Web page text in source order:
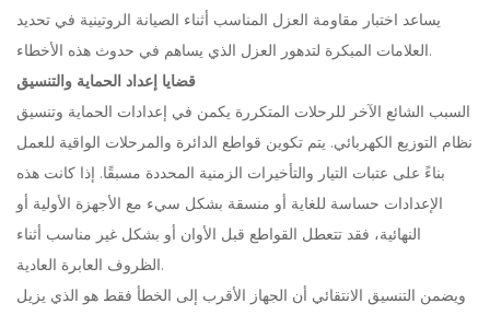
يساعد اختبار مقاومة العزل المناسب أثناء الصيانة الروتينية في تحديد
العلامات المبكرة لتدهور العزل الذي يساهم في حدوث هذه الأخطاء.
قضايا إعداد الحماية والتنسيق
السبب الشائع الآخر للرحلات المتكررة يكمن في إعدادات الحماية وتنسيق
نظام التوزيع الكهربائي. يتم تكوين قواطع الدائرة والمرحلات الواقية للعمل
بناءً على عتبات التيار والتأخيرات الزمنية المحددة مسبقًا. إذا كانت هذه
الإعدادات حساسة للغاية أو منسقة بشكل سيء مع الأجهزة الأولية أو
النهائية، فقد تتعطل القواطع قبل الأوان أو بشكل غير مناسب أثناء
الظروف العابرة العادية.
ويضمن التنسيق الانتقائي أن الجهاز الأقرب إلى الخطأ فقط هو الذي يزيل